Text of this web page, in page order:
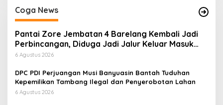
Coga News
Pantai Zore Jembatan 4 Barelang Kembali Jadi
Perbincangan, Diduga Jadi Jalur Keluar Masuk
Barang Tanpa Dokumen Kepabeanan, Nama
Mengungkap Dugaan Aktivitas di Kawasan Pesisir
6 Agustus 2026
DPC PDI Perjuangan Musi Banyuasin Bantah Tuduhan
Kepemilikan Tambang Ilegal dan Penyerobotan Lahan
6 Agustus 2026